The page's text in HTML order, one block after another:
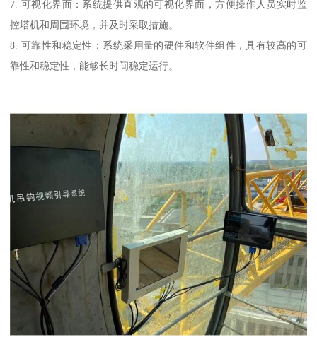
7. 可视化界面：系统提供直观的可视化界面，方便操作人员实时监
控塔机和周围环境，并及时采取措施。
8. 可靠性和稳定性：系统采用量的硬件和软件组件，具有较高的可
靠性和稳定性，能够长时间稳定运行。